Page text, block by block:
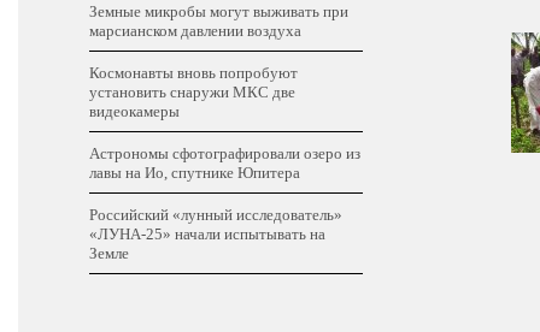
Земные микробы могут выживать при
марсианском давлении воздуха
Космонавты вновь попробуют
установить снаружи МКС две
видеокамеры
Астрономы сфотографировали озеро из
лавы на Ио, спутнике Юпитера
Российский «лунный исследователь»
«ЛУНА-25» начали испытывать на
Земле